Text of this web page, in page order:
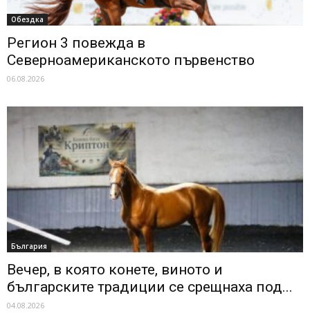
Обездка
Регион 3 повежда в
Северноамериканското първенство
06.08.2026
България
Вечер, в която конете, виното и
българските традиции се срещнаха под...
04.08.2026